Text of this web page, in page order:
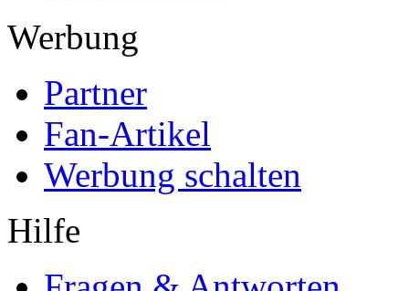
Werbung
Partner
Fan-Artikel
Werbung schalten
Hilfe